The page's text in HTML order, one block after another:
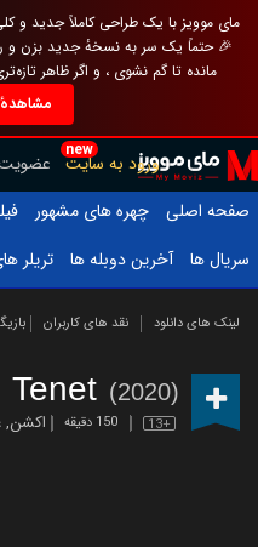
مای موویز با یک طراحی کاملاً جدید و
🎉 حتماً یک سر به نسخهٔ جدید بزن و
مانده تا گم نشوی ، و اگر ظاهر
new
ورود به سایت
صفحه اصلی
چهره های مشهور
سریال ها
آخرین دوبله ها تریلر
لینک های دانلود نقد های کاربران
Tenet (2020)
13+ 150 دقیقه اکشن,